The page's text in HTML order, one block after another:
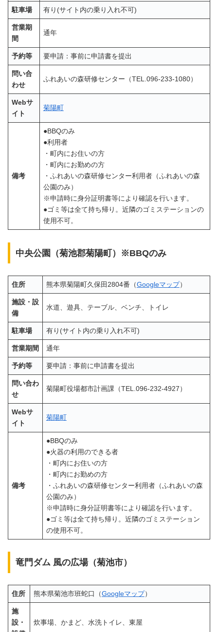
駐車場 有り(サイト内の乗り入れ不可)
営業期
間
通年
予約等 要申請：事前に申請書を提出
問い合
わせ
ふれあいの森研修センター（TEL.096-233-1080）
Webサ
イト
菊陽町
備考
●BBQのみ
●利用者
・町内にお住いの方
・町内にお勤めの方
・ふれあいの森研修センター利用者（ふれあいの森
公園のみ）
※申請時に身分証明書等により確認を行います。
●ゴミ等は全て持ち帰り。近隣のゴミステーションの
使用不可。
中央公園（菊池郡菊陽町）※BBQのみ
住所 熊本県菊陽町久保田2804番（Googleマップ）
施設・設
備
水道、遊具、テーブル、ベンチ、トイレ
駐車場 有り(サイト内の乗り入れ不可)
営業期間 通年
予約等 要申請：事前に申請書を提出
問い合わ
せ
菊陽町役場都市計画課（TEL.096-232-4927）
Webサ
イト
菊陽町
備考
●BBQのみ
●火器の利用のできる者
・町内にお住いの方
・町内にお勤めの方
・ふれあいの森研修センター利用者（ふれあいの森
公園のみ）
※申請時に身分証明書等により確認を行います。
●ゴミ等は全て持ち帰り。近隣のゴミステーション
の使用不可。
竜門ダム 風の広場（菊池市）
住所 熊本県菊池市班蛇口（Googleマップ）
施
設・
炊事場、かまど、水洗トイレ、東屋